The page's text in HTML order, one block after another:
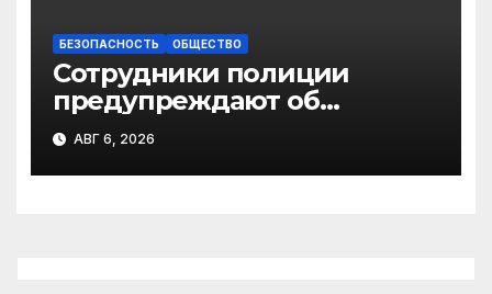
БЕЗОПАСНОСТЬ ОБЩЕСТВО
Сотрудники полиции
предупреждают об
участившихся случаях
мошенничества в
отношении родственников
АВГ 6, 2026